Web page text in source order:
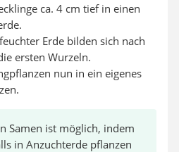
ca. 4 cm tief in einen
Erde bilden sich nach
ersten Wurzeln.
nun in ein eigenes
Samen ist möglich, indem
in Anzuchterde pflanzen